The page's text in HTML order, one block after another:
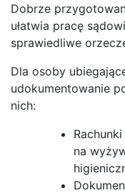
Dobrze
ułatwia pracę
sprawiedliwe
Dla osoby
udokumentowanie
nich:
na